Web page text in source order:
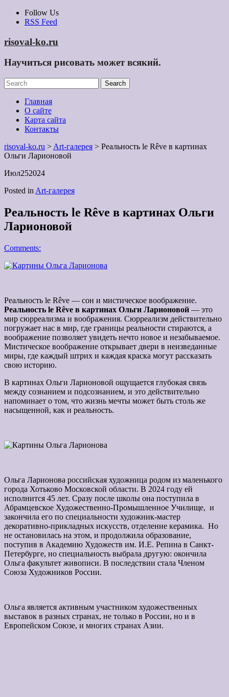
Skip
Follow Us
RSS Feed
risoval-ko.ru
Научиться рисовать может всякий.
Главная
О сайте
Карта сайта
Контакты
risoval-ko.ru > Art-галерея > Реальность le Rêve в картинах
Ольги Ларионовой
Июл252024
Posted in Art-галерея
Реальность le Rêve в картинах Ольги
Ларионовой
Comments:
Реальность le Rêve — сон и мистическое воображение.
Реальность le Rêve в картинах Ольги Ларионовой — это
мир сюрреализма и воображения. Сюрреализм действительно
погружает нас в мир, где границы реальности стираются, а
воображение позволяет увидеть нечто новое и незабываемое.
Мистическое воображение открывает двери в неизведанные
миры, где каждый штрих и каждая краска могут рассказать
свою историю.
В картинах Ольги Ларионовой ощущается глубокая связь
между сознанием и подсознанием, и это действительно
напоминает о том, что жизнь мечты может быть столь же
насыщенной, как и реальность.
Ольга Ларионова российская художница родом из маленького
города Хотьково Московской области. В 2024 году ей
исполнится 45 лет. Сразу после школы она поступила в
Абрамцевское Художественно-Промышленное Училище, и
закончила его по специальности художник-мастер
декоративно-прикладных искусств, отделение керамика. Но
не остановилась на этом, и продолжила образование,
поступив в Академию Художеств им. И.Е. Репина в Санкт-
Петербурге, но специальность выбрала другую: окончила
Ольга факультет живописи. В последствии стала Членом
Союза Художников России.
Ольга является активным участником художественных
выставок в разных странах, не только в России, но и в
Европейском Союзе, и многих странах Азии.